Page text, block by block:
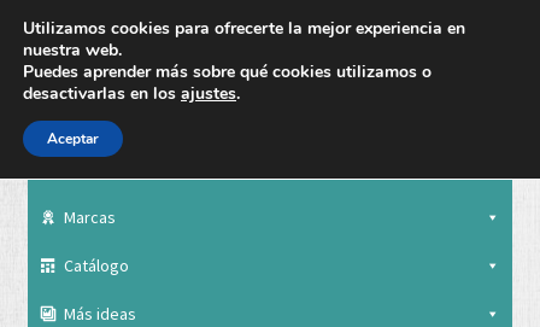
Marcas
Catálogo
Más ideas
Utilizamos cookies para ofrecerte la mejor experiencia en
nuestra web.
Puedes aprender más sobre qué cookies utilizamos o
desactivarlas en los ajustes.
Aceptar